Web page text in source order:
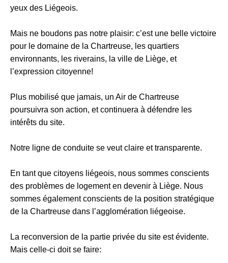
yeux des Liégeois.
Mais ne boudons pas notre plaisir: c’est une belle victoire
pour le domaine de la Chartreuse, les quartiers
environnants, les riverains, la ville de Liège, et
l’expression citoyenne!
Plus mobilisé que jamais, un Air de Chartreuse
poursuivra son action, et continuera à défendre les
intérêts du site.
Notre ligne de conduite se veut claire et transparente.
En tant que citoyens liégeois, nous sommes conscients
des problèmes de logement en devenir à Liège. Nous
sommes également conscients de la position stratégique
de la Chartreuse dans l’agglomération liégeoise.
La reconversion de la partie privée du site est évidente.
Mais celle-ci doit se faire: